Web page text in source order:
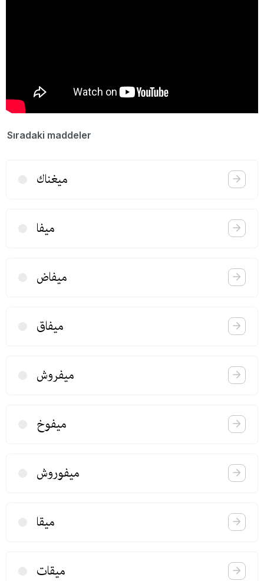
Sıradaki maddeler
میغناك
میفا
میفاض
میفاق
میفروش
میفوخ
میفوروش
میقا
میقات